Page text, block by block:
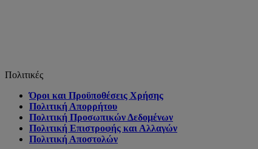
Πολιτικές
Όροι και Προϋποθέσεις Χρήσης
Πολιτική Απορρήτου
Πολιτική Προσωπικών Δεδομένων
Πολιτική Επιστροφής και Αλλαγών
Πολιτική Αποστολών